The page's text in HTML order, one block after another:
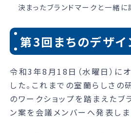
決まったブランドマークと一緒
第3回まちのデザイ
令和3年8月18日（水曜日）に
した。これまでの室蘭らしさ
のワークショップを踏まえたブ
ン案を会議メンバーへ発表しま